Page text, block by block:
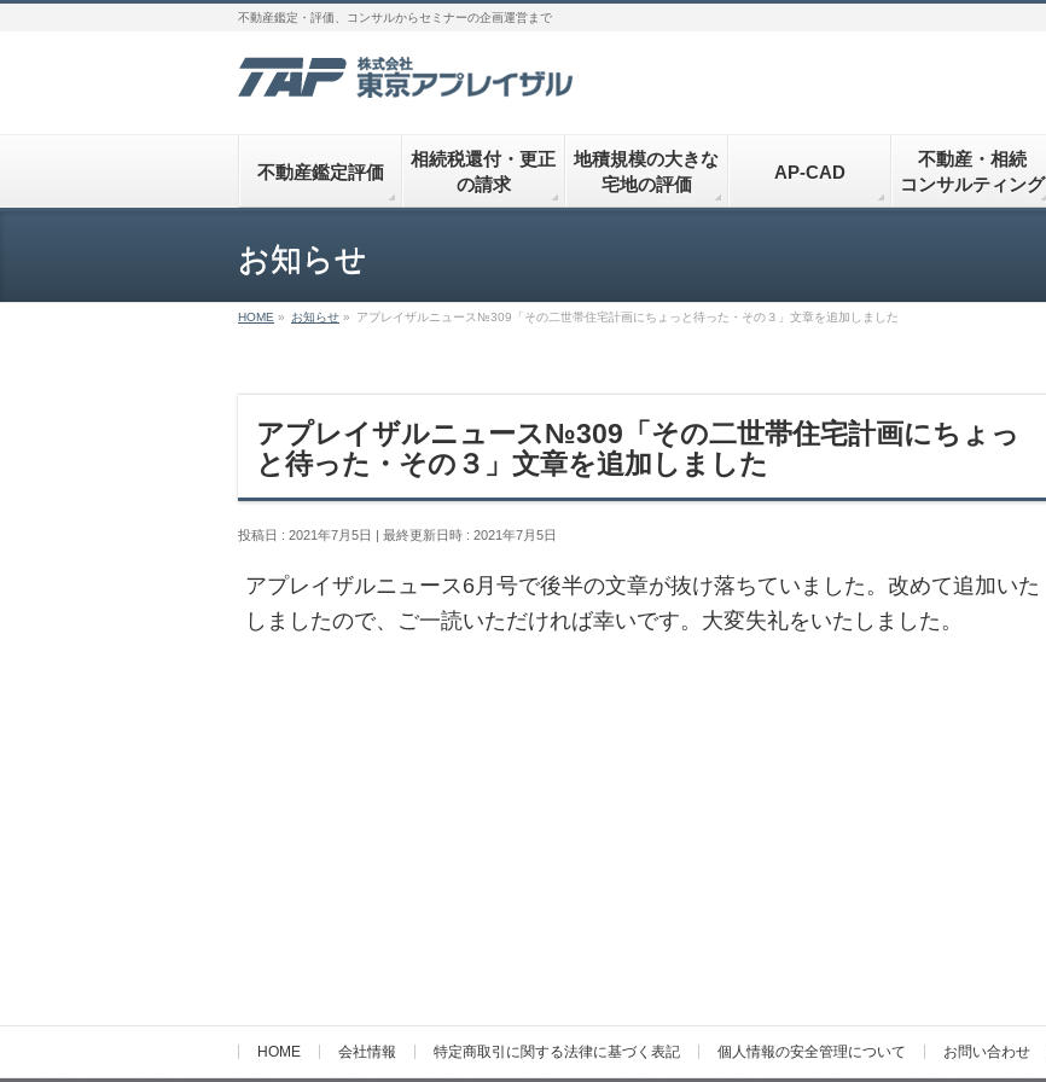
不動産鑑定・評価、コンサルからセミナーの企画運営まで
不動産鑑定評価
相続税還付・更正
の請求
地積規模の大きな
宅地の評価
AP-CAD
不動産・相続
コンサルティング
お知らせ
HOME » お知らせ » アプレイザルニュース№309「その二世帯住宅計画にちょっと待った・その３」文章を追加しました
アプレイザルニュース№309「その二世帯住宅計画にちょっ
と待った・その３」文章を追加しました
投稿日 : 2021年7月5日 最終更新日時 : 2021年7月5日
アプレイザルニュース6月号で後半の文章が抜け落ちていました。改めて追加いた
しましたので、ご一読いただければ幸いです。大変失礼をいたしました。
HOME 会社情報 特定商取引に関する法律に基づく表記 個人情報の安全管理について お問い合わせ